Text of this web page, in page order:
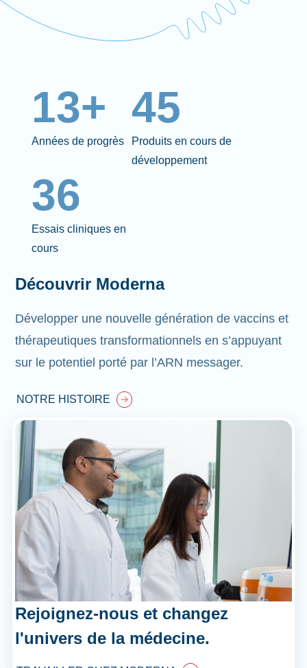
13+
Années de progrès
45
Produits en cours de
développement
36
Essais cliniques en
cours
Découvrir Moderna
Développer une nouvelle génération de vaccins et
thérapeutiques transformationnels en s’appuyant
sur le potentiel porté par l’ARN messager.
NOTRE HISTOIRE
Rejoignez-nous et changez
l'univers de la médecine.